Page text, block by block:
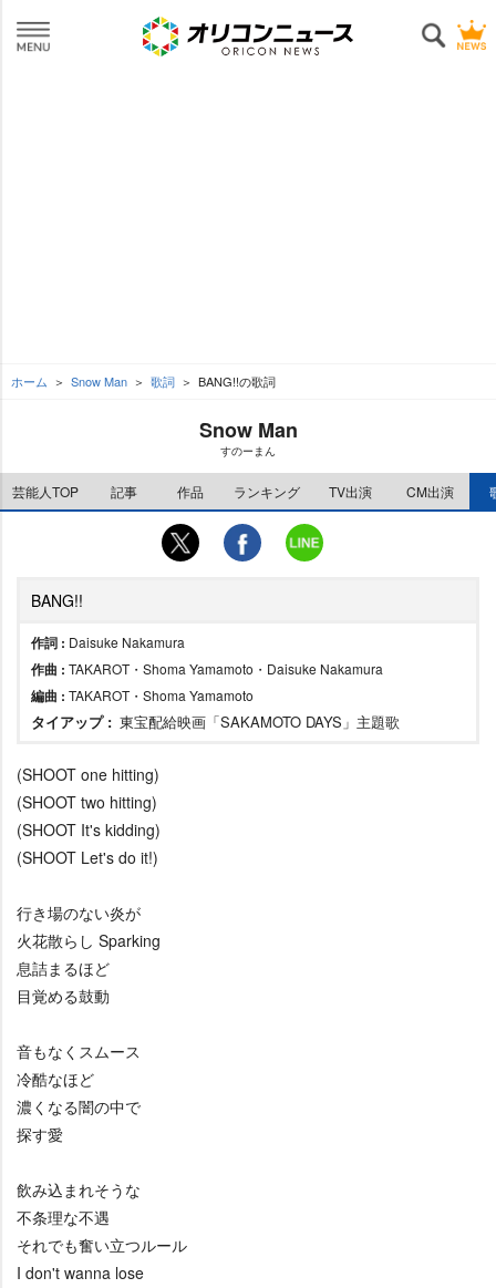
ホーム Snow Man 歌詞 BANG!!の歌詞
Snow Man
すのーまん
芸能人TOP 記事 作品 ランキング TV出演 CM出演
BANG!!
作詞 : Daisuke Nakamura
作曲 : TAKAROT・Shoma Yamamoto・Daisuke Nakamura
編曲 : TAKAROT・Shoma Yamamoto
タイアップ : 東宝配給映画「SAKAMOTO DAYS」主題歌
(SHOOT one hitting)
(SHOOT two hitting)
(SHOOT It's kidding)
(SHOOT Let's do it!)
行き場のない炎が
火花散らし Sparking
息詰まるほど
目覚める鼓動
音もなくスムース
冷酷なほど
濃くなる闇の中で
探す愛
飲み込まれそうな
不条理な不遇
それでも奮い立つルール
I don't wanna lose